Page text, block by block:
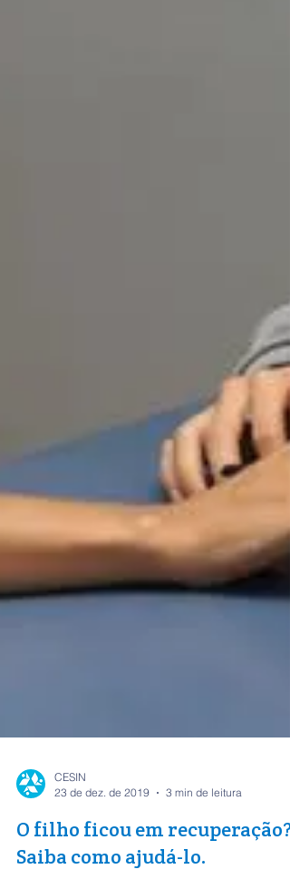
23 de dez. de 2019
3 min de leitura